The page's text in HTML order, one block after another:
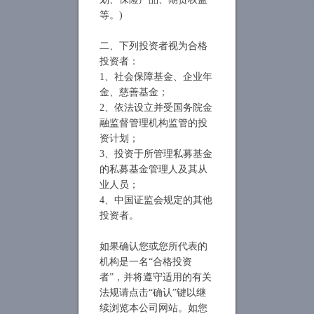
等。)
二、下列投资者视为合格
投资者：
1、社会保障基金、企业年
金、慈善基金；
2、依法设立并受国务院金
融监督管理机构监管的投
资计划；
3、投资于所管理私募基金
的私募基金管理人及其从
业人员；
4、中国证监会规定的其他
投资者。
如果确认您或您所代表的
机构是一名“合格投资
者”，并将遵守适用的有关
法规请点击“确认”键以继
续浏览本公司网站。如您
公司荣誉
企业文化
公司历程